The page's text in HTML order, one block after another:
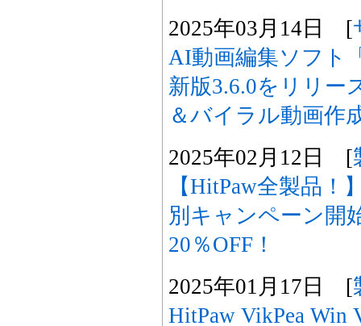
2025年03月14日 [
AI動画編集ソフト
新版3.6.0をリリー
＆バイラル動画作
2025年02月12日 [
【HitPaw全製品
別キャンペーン開
20％OFF！
2025年01月17日 [
HitPaw VikPea